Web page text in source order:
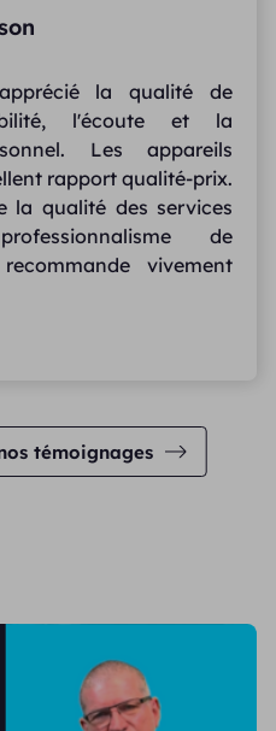
témoignages
la qualité de
l'écoute et la
Les appareils
rapport qualité-prix.
la qualité des services
de
vivement